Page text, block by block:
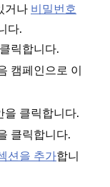
거나 비밀번호
다.
릭합니다.
캠페인으로 이
을 클릭합니다.
클릭합니다.
션을 추가합니